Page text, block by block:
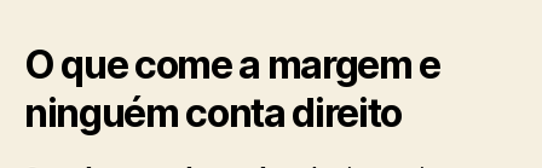
O que come a margem e
ninguém conta direito